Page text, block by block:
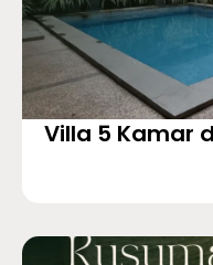
Villa 5 Kamar